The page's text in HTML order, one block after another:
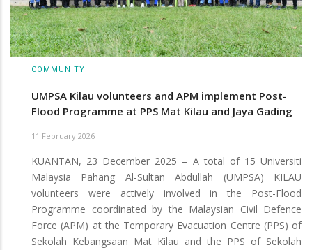
COMMUNITY
UMPSA Kilau volunteers and APM implement Post-
Flood Programme at PPS Mat Kilau and Jaya Gading
11 February 2026
KUANTAN, 23 December 2025 – A total of 15 Universiti
Malaysia Pahang Al-Sultan Abdullah (UMPSA) KILAU
volunteers were actively involved in the Post-Flood
Programme coordinated by the Malaysian Civil Defence
Force (APM) at the Temporary Evacuation Centre (PPS) of
Sekolah Kebangsaan Mat Kilau and the PPS of Sekolah